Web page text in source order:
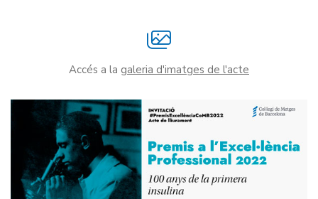
Accés a la galeria d'imatges de l'acte